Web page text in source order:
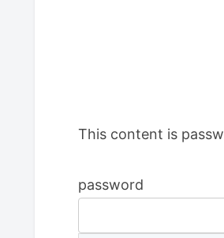
This content is
password